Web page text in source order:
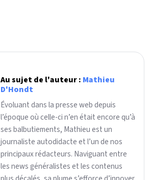
Au sujet de l'auteur : Mathieu
D'Hondt
Évoluant dans la presse web depuis
l’époque où celle-ci n’en était encore qu’à
ses balbutiements, Mathieu est un
journaliste autodidacte et l’un de nos
principaux rédacteurs. Naviguant entre
les news généralistes et les contenus